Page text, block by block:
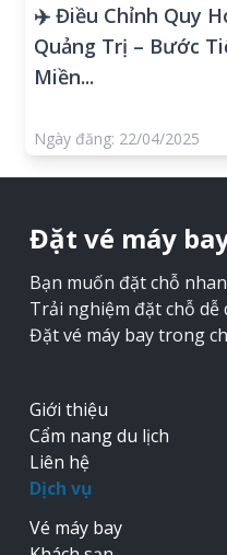
✈️ Điều Chỉnh Quy
Quảng Trị – Bước
Miền...
Ngày đăng: 22/04/2025
Đặt vé máy
Bạn muốn đặt chỗ
Trải nghiệm đặt chỗ dễ
Đặt vé máy bay trong
Giới thiệu
Cẩm nang du lịch
Liên hệ
Dịch vụ
Vé máy bay